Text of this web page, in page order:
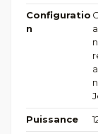
Configuratio
n
Puissance